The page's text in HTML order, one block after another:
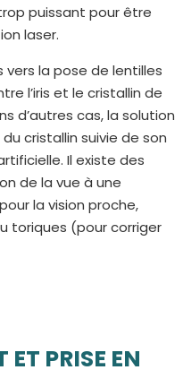
puissant pour être
laser.
la pose de lentilles
l’iris et le cristallin de
d’autres cas, la solution
cristallin suivie de son
Il existe des
de la vue à une
la vision proche,
toriques (pour corriger
ET PRISE EN